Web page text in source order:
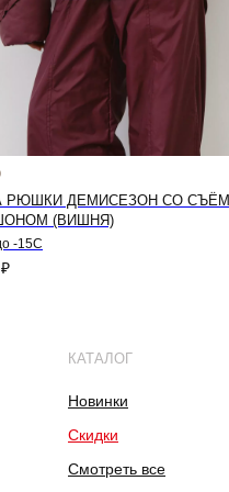
РЮШКИ ДЕМИСЕЗОН СО
(ВИШНЯ)
-15С
₽
КАТАЛОГ
Новинки
Скидки
Смотреть все